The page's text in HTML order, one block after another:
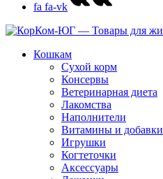
fa fa-vk
Кошкам
Сухой корм
Консервы
Ветеринарная диета
Лакомства
Наполнители
Витамины и добавки
Игрушки
Когтеточки
Аксессуары